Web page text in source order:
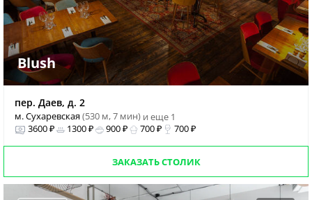
Blush
пер. Даев, д. 2
м. Сухаревская(530 м, 7 мин) и еще 1
3600 ₽
1300 ₽ 900 ₽ 700 ₽ 700 ₽
ЗАКАЗАТЬ СТОЛИК